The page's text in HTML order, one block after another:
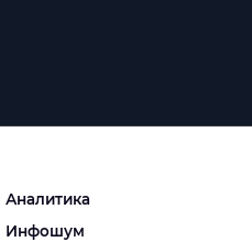
Аналитика
Инфошум